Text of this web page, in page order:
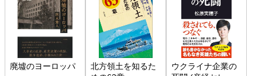
廃墟のヨーロッパ
北方領土を知るた
ウクライナ企業の